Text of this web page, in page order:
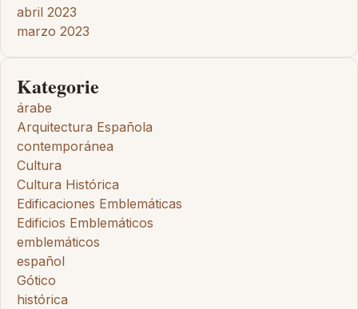
abril 2023
marzo 2023
Kategorie
árabe
Arquitectura Española
contemporánea
Cultura
Cultura Histórica
Edificaciones Emblemáticas
Edificios Emblemáticos
emblemáticos
español
Gótico
histórica